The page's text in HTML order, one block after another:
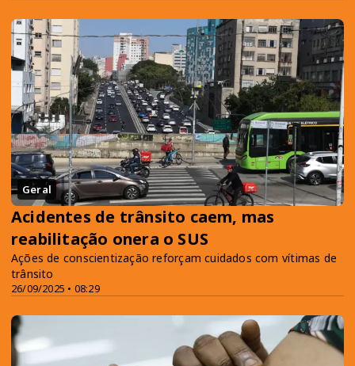
Geral
26/09/2025 • 08:29
Acidentes de trânsito caem, mas
reabilitação onera o SUS
Ações de conscientização reforçam cuidados com vítimas de
trânsito